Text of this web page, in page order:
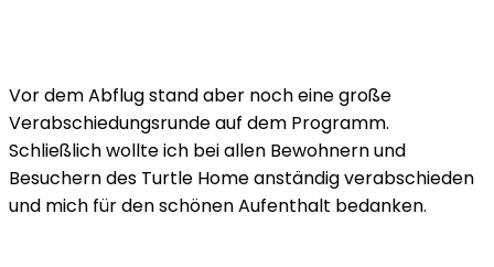
Vor dem Abflug stand aber noch eine große
Verabschiedungsrunde auf dem Programm.
Schließlich wollte ich bei allen Bewohnern und
Besuchern des Turtle Home anständig verabschieden
und mich für den schönen Aufenthalt bedanken.